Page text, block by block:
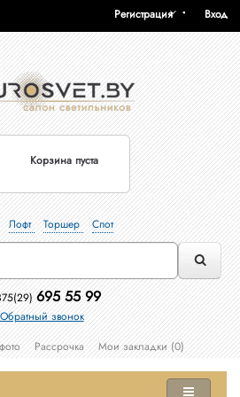
Вход
Регистрация
Корзина пуста
Лофт Торшер Спот
695 55 99
Обратный звонок
Рассрочка Мои закладки (0)